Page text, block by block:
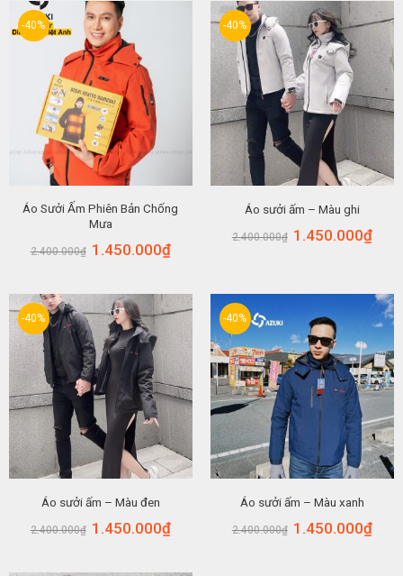
-40%
Áo Sưởi Ấm Phiên Bản Chống
Mưa
2.400.000₫ 1.450.000₫
-40%
Áo sưởi ấm – Màu ghi
2.400.000₫ 1.450.000₫
-40%
Áo sưởi ấm – Màu đen
2.400.000₫ 1.450.000₫
-40%
Áo sưởi ấm – Màu xanh
2.400.000₫ 1.450.000₫